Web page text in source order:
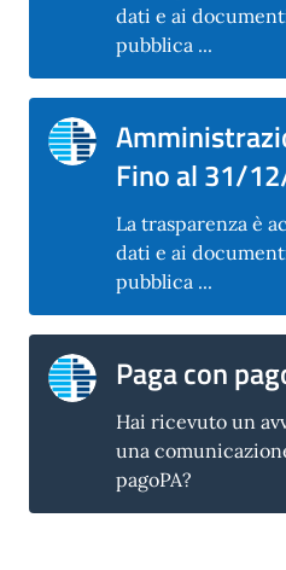
dati e ai
pubblica ...
Fino al 31/
La trasparenza è
dati e ai
pubblica ...
Paga con
Hai ricevuto un
una
pagoPA?